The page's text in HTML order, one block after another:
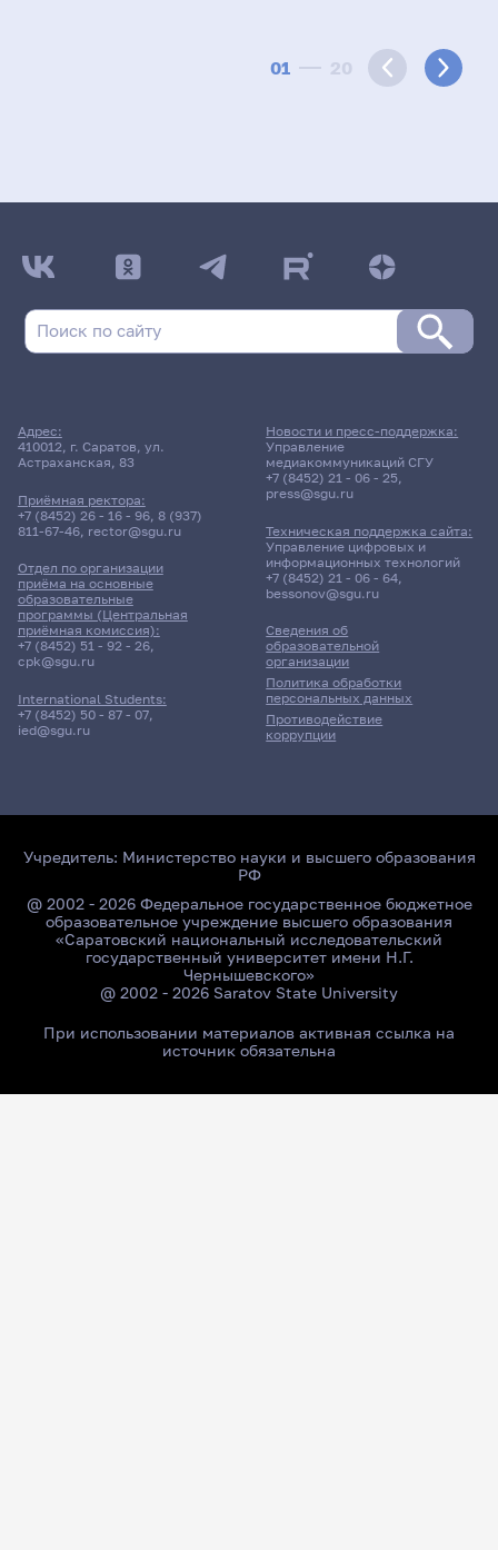
01 20
Адрес:
410012, г. Саратов, ул.
Астраханская, 83
Приёмная ректора:
+7 (8452) 26 - 16 - 96, 8 (937)
811-67-46, rector@sgu.ru
Отдел по организации
приёма на основные
образовательные
программы (Центральная
приёмная комиссия):
+7 (8452) 51 - 92 - 26,
cpk@sgu.ru
International Students:
+7 (8452) 50 - 87 - 07,
ied@sgu.ru
Сведения об
образовательной
организации
Политика обработки
персональных данных
Противодействие
коррупции
Новости и пресс-поддержка:
Управление
медиакоммуникаций СГУ
+7 (8452) 21 - 06 - 25,
press@sgu.ru
Техническая поддержка сайта:
Управление цифровых и
информационных технологий
+7 (8452) 21 - 06 - 64,
bessonov@sgu.ru
Учредитель: Министерство науки и высшего образования
РФ
@ 2002 - 2026 Федеральное государственное бюджетное
образовательное учреждение высшего образования
«Саратовский национальный исследовательский
государственный университет имени Н.Г.
Чернышевского»
@ 2002 - 2026 Saratov State University
При использовании материалов активная ссылка на
источник обязательна